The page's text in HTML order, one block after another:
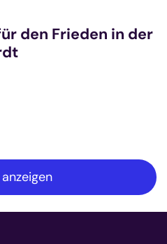
den Frieden in der